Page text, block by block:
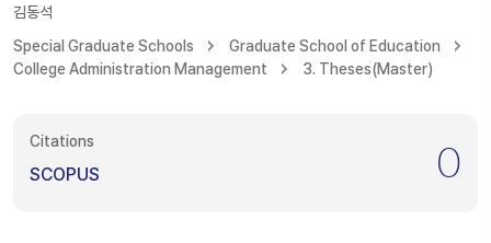
김동석
Special Graduate Schools
Graduate School of Education
College Administration Management
3. Theses(Master)
Citations
SCOPUS 0